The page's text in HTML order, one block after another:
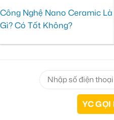
Công Nghệ Nano Ceramic Là
Gì? Có Tốt Không?